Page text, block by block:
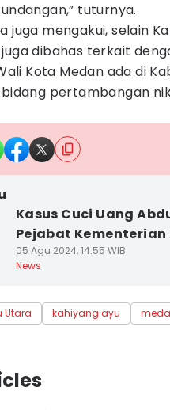
tuturnya.
juga mengakui, selain
dibahas terkait
Kota Medan ada di
pertambangan
Kasus Cuci Uang
Pejabat Kementerian
05 Agu 2024, 14:55 WIB
News
Utara kahiyang ayu